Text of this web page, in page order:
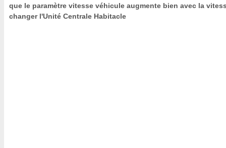
que le paramètre vitesse véhicule augmente bien avec la
changer l'Unité Centrale Habitacle